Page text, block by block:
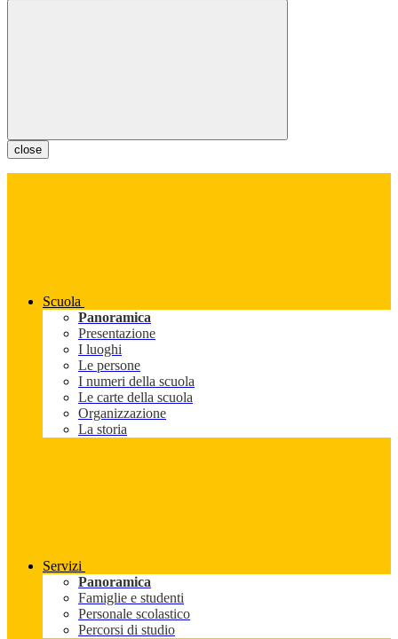
close
Scuola
Panoramica
Presentazione
I luoghi
Le persone
I numeri della scuola
Le carte della scuola
Organizzazione
La storia
Servizi
Panoramica
Famiglie e studenti
Personale scolastico
Percorsi di studio